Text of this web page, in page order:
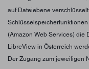
auf Dateiebene
(Amazon Web Services) die
LibreView in Österreich
Der Zugang zum jeweiligen